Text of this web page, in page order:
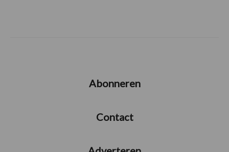
Abonneren
Contact